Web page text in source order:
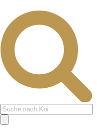
Products
search